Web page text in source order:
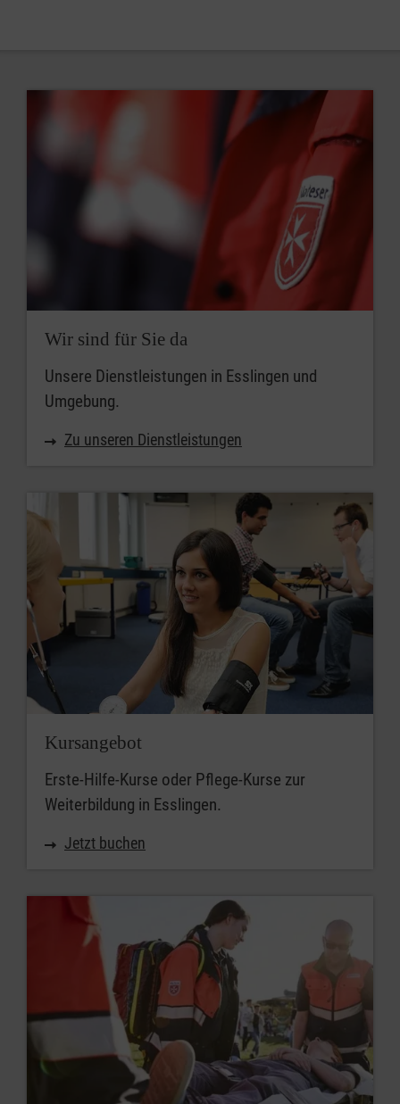
Wir sind für Sie da
Unsere Dienstleistungen in Esslingen und
Umgebung.
Zu unseren Dienstleistungen
Kursangebot
Erste-Hilfe-Kurse oder Pflege-Kurse zur
Weiterbildung in Esslingen.
Jetzt buchen